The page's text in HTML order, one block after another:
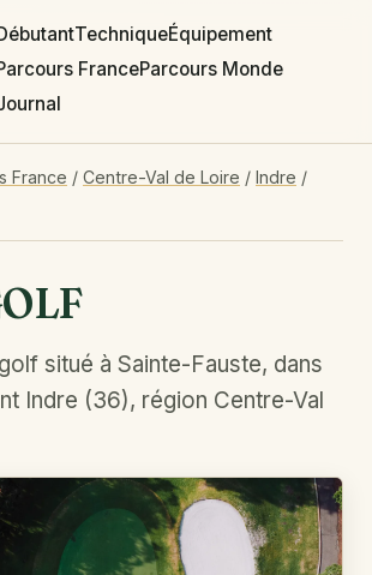
TechniqueÉquipement
FranceParcours Monde
France / Centre-Val de Loire / Indre /
situé à Sainte-Fauste, dans
Indre (36), région Centre-Val